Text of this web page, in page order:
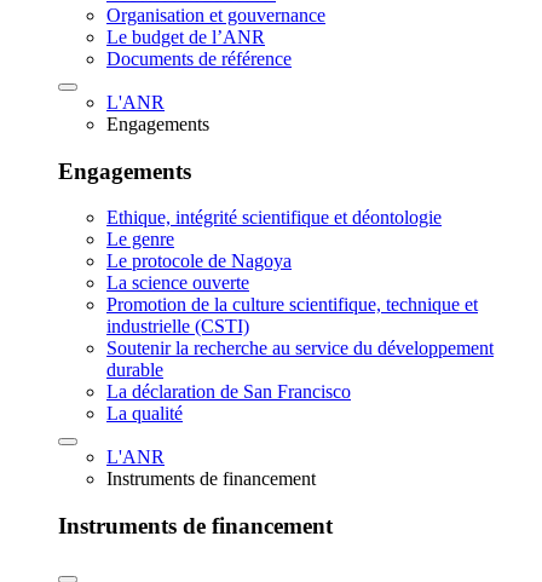
Organisation et gouvernance
Le budget de l’ANR
Documents de référence
L'ANR
Engagements
Engagements
Ethique, intégrité scientifique et déontologie
Le genre
Le protocole de Nagoya
La science ouverte
Promotion de la culture scientifique, technique et
industrielle (CSTI)
Soutenir la recherche au service du développement
durable
La déclaration de San Francisco
La qualité
L'ANR
Instruments de financement
Instruments de financement